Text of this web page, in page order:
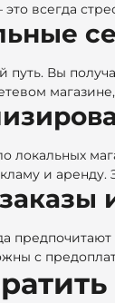
всегда
путь. Вы
локальных
и аренду.
с